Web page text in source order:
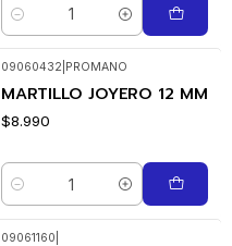
Cantidad
09060432 PROMANO
MARTILLO JOYERO 12 MM
$8.990
Cantidad
09061160